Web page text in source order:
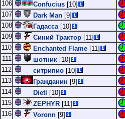
106
Confucius [10]
107
Dark Man [9]
108
Гадасса[10]
109
Синий Трактор [11]
110
Enchanted Flame [11]
111
шотник [10]
112
ситрипио [10]
113
Гражданин [9]
114
Dietl [10]
115
ZEPHYR [11]
116
Voronn [9]